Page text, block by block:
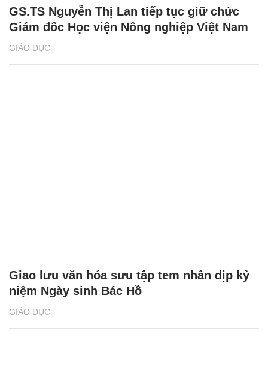
GIÁO DỤC
GS.TS Nguyễn Thị Lan tiếp tục giữ chức
Giám đốc Học viện Nông nghiệp Việt Nam
GIÁO DỤC
Giao lưu văn hóa sưu tập tem nhân dịp kỷ
niệm Ngày sinh Bác Hồ